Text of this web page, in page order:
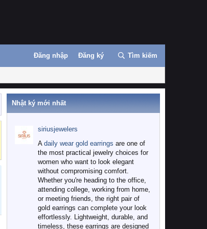
Đăng nhập Đăng ký Tìm kiếm
Nhật ký mới nhất
siriusjewelers
A daily wear gold earrings are one of
the most practical jewelry choices for
women who want to look elegant
without compromising comfort.
Whether you're heading to the office,
attending college, working from home,
or meeting friends, the right pair of
gold earrings can complete your look
effortlessly. Lightweight, durable, and
timeless, these earrings are designed